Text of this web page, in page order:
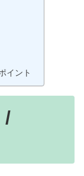
イント
/